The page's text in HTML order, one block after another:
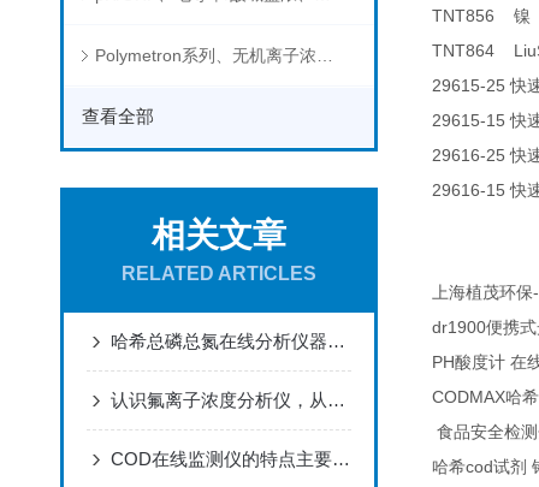
查看全部
相关文章
RELATED ARTICLES
哈希总磷总氮在线分析仪器操作指南npw160维护试剂
认识氟离子浓度分析仪，从认识它的功能特点开始
COD在线监测仪的特点主要表现为三个方面
TNT856 镍
TNT864
29615-25快
29615-15快
29616-25快
29616-15快
上海植茂环保-
dr1900便携
PH酸度计 在
CODMAX哈
食品安全检
哈希cod试剂